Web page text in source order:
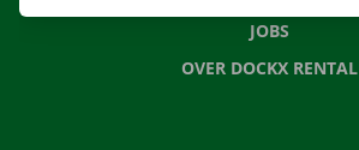
JOBS
OVER DOCKX RENTAL